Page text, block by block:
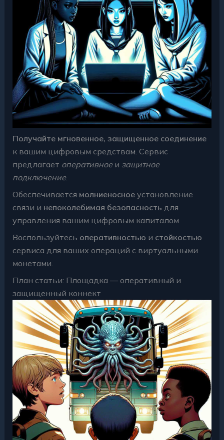
Получайте мгновенное, защищенное соединение
к вашим цифровым средствам. Сервис
предлагает оперативноеи защитное
подключение.
Обеспечивается молниеносноеустановление
связи и непоколебимая безопасность для
управления вашим цифровым капиталом.
Воспользуйтесь оперативностью и стойкостью
сервиса для ваших операций с виртуальными
монетами.
План статьи: Площадка — оперативный и
защищенный коннект